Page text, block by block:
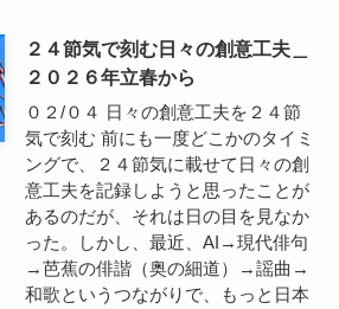
２４節気で刻む日々の創意工夫＿
２０２６年立春から
０２/０４ 日々の創意工夫を２４節
気で刻む 前にも一度どこかのタイミ
ングで、２４節気に載せて日々の創
意工夫を記録しようと思ったことが
あるのだが、それは日の目を見なか
った。しかし、最近、AI→現代俳句
→芭蕉の俳諧（奥の細道）→謡曲→
和歌というつながりで、もっと日本